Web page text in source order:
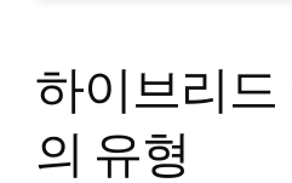
하이브리드
의 유형